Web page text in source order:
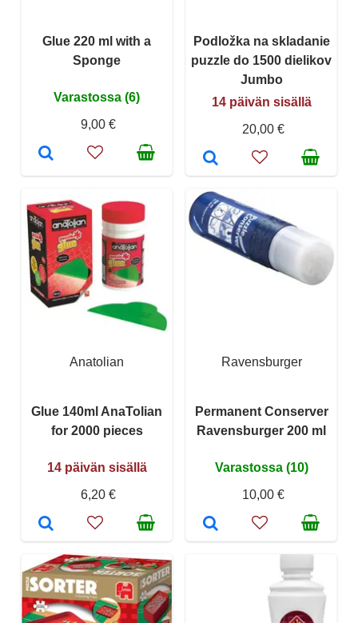
Glue 220 ml with a
Sponge
Varastossa (6)
9,00 €
Podložka na skladanie
puzzle do 1500 dielikov
Jumbo
14 päivän sisällä
20,00 €
Anatolian
Glue 140ml AnaTolian
for 2000 pieces
14 päivän sisällä
6,20 €
Ravensburger
Permanent Conserver
Ravensburger 200 ml
Varastossa (10)
10,00 €